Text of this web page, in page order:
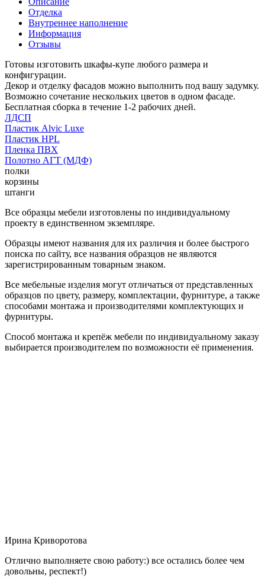
Отделка
Внутреннее наполнение
Информация
Отзывы
Готовы изготовить шкафы-купе любого размера и
конфигурации.
Декор и отделку фасадов можно выполнить под вашу задумку.
Возможно сочетание нескольких цветов в одном фасаде.
Бесплатная сборка в течение 1-2 рабочих дней.
ЛДСП
Пластик Alvic Luxe
Пластик HPL
Пленка ПВХ
Полотно АГТ (МДФ)
полки
корзины
штанги
Все образцы мебели изготовлены по индивидуальному
проекту в единственном экземпляре.
Образцы имеют названия для их различия и более быстрого
поиска по сайту, все названия образцов не являются
зарегистрированным товарным знаком.
Все мебельные изделия могут отличаться от представленных
образцов по цвету, размеру, комплектации, фурнитуре, а также
способами монтажа и производителями комплектующих и
фурнитуры.
Способ монтажа и крепёж мебели по индивидуальному заказу
выбирается производителем по возможности её применения.
Ирина Криворотова
Отлично выполняете свою работу:) все остались более чем
довольны, респект!)